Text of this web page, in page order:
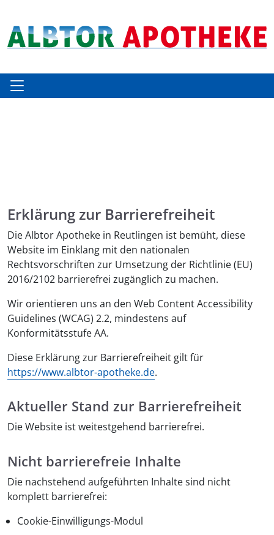
Erklärung zur Barrierefreiheit
Die Albtor Apotheke in Reutlingen ist bemüht, diese
Website im Einklang mit den nationalen
Rechtsvorschriften zur Umsetzung der Richtlinie (EU)
2016/2102 barrierefrei zugänglich zu machen.
Wir orientieren uns an den Web Content Accessibility
Guidelines (WCAG) 2.2, mindestens auf
Konformitätsstufe AA.
Diese Erklärung zur Barrierefreiheit gilt für
https://www.albtor-apotheke.de.
Aktueller Stand zur Barrierefreiheit
Die Website ist weitestgehend barrierefrei.
Nicht barrierefreie Inhalte
Die nachstehend aufgeführten Inhalte sind nicht
komplett barrierefrei:
Cookie-Einwilligungs-Modul